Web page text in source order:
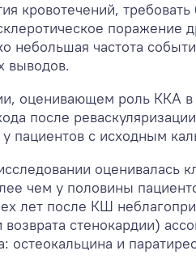
кровотечений,
поражение
небольшая частота
выводов.
оценивающем роль ККА
после
пациентов с исходным
оценивалась
чем у половины
лет после КШ
стенокардии)
остеокальцина и